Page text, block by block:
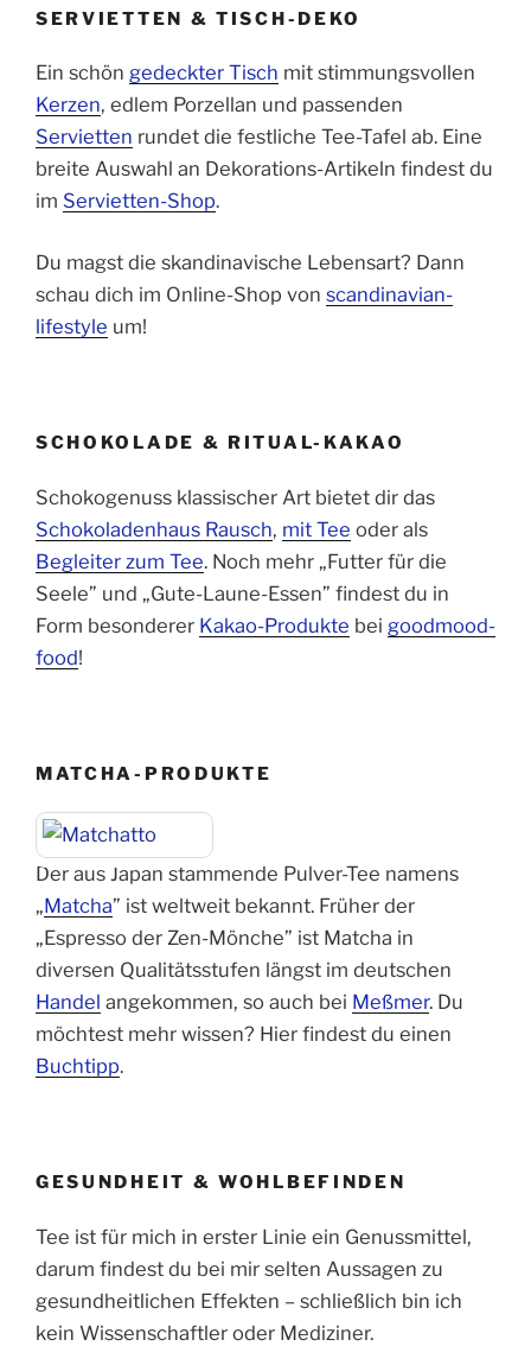
SERVIETTEN & TISCH-DEKO
Ein schön gedeckter Tisch mit stimmungsvollen
Kerzen, edlem Porzellan und passenden
Servietten rundet die festliche Tee-Tafel ab. Eine
breite Auswahl an Dekorations-Artikeln findest du
im Servietten-Shop.
Du magst die skandinavische Lebensart? Dann
schau dich im Online-Shop von scandinavian-
lifestyle um!
SCHOKOLADE & RITUAL-KAKAO
Schokogenuss klassischer Art bietet dir das
Schokoladenhaus Rausch, mit Tee oder als
Begleiter zum Tee. Noch mehr „Futter für die
Seele” und „Gute-Laune-Essen” findest du in
Form besonderer Kakao-Produkte bei goodmood-
food!
MATCHA-PRODUKTE
Der aus Japan stammende Pulver-Tee namens
„Matcha” ist weltweit bekannt. Früher der
„Espresso der Zen-Mönche” ist Matcha in
diversen Qualitätsstufen längst im deutschen
Handel angekommen, so auch bei Meßmer. Du
möchtest mehr wissen? Hier findest du einen
Buchtipp.
GESUNDHEIT & WOHLBEFINDEN
Tee ist für mich in erster Linie ein Genussmittel,
darum findest du bei mir selten Aussagen zu
gesundheitlichen Effekten – schließlich bin ich
kein Wissenschaftler oder Mediziner.